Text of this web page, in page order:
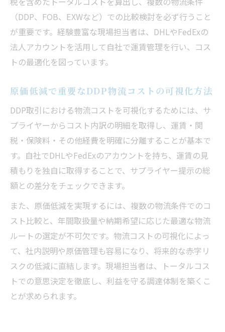
（DDP、FOB、EXWなど）での比較検討を必ず行うこと
が重要です。経験豊富な現場担当者は、DHLやFedExの
法人アカウントを活用して自社で運賃管理を行い、コス
トの最適化を図っています。
原価低減で重要なDDP物流コストの可視化方法
DDP取引における物流コストを可視化するためには、サ
プライヤーからコスト内訳の明細を取得し、運賃・関
税・保険料・その他経費を明確に分離することが基本で
す。自社でDHLやFedExのアカウントを持ち、運賃の見
積もりを独自に取得することで、サプライヤー提示の総
額との差分をチェックできます。
また、原価低減を実現するには、複数の物流条件でのコ
スト比較と、年間取扱量や納期希望に応じた最適な物流
ルートの選定が不可欠です。物流コストの可視化によっ
て、社内説明や原価管理も容易になり、将来的な赤字リ
スクの低減に直結します。現場担当者は、トータルコス
トでの意思決定を徹底し、利益を守る調達体制を築くこ
とが求められます。